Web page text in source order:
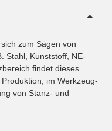
zum Sägen von
Stahl, Kunststoff, NE-
findet dieses
im Werkzeug-
von Stanz- und